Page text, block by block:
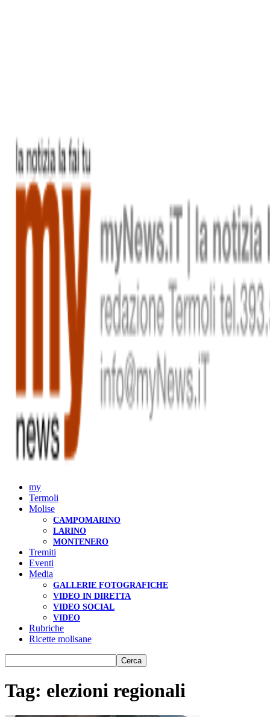
my
Termoli
Molise
CAMPOMARINO
LARINO
MONTENERO
Tremiti
Eventi
Media
GALLERIE FOTOGRAFICHE
VIDEO IN DIRETTA
VIDEO SOCIAL
VIDEO
Rubriche
Ricette molisane
Tag: elezioni regionali